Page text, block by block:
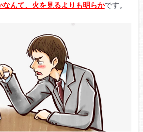
なんて、火を見るよりも明らかです。